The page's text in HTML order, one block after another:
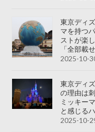
東京ディ
マを持つ
ストが楽
「全部載
2025-10-
東京ディ
の理由は
ミッキー
と感じる
2025-10-